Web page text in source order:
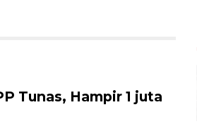
Tunas, Hampir 1 juta